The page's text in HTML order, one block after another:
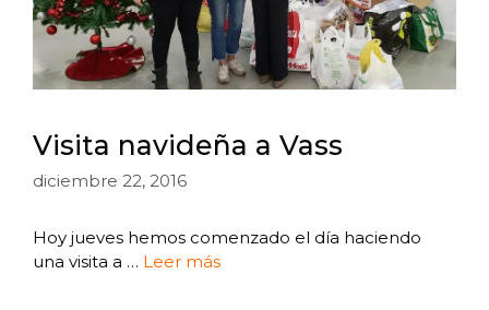
Visita navideña a Vass
diciembre 22, 2016
Hoy jueves hemos comenzado el día haciendo
una visita a … Leer más